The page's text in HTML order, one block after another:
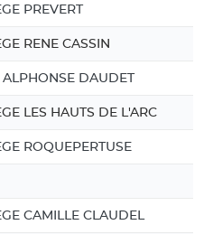
PREVERT
RENE CASSIN
ALPHONSE DAUDET
LES HAUTS DE L'ARC
ROQUEPERTUSE
CAMILLE CLAUDEL